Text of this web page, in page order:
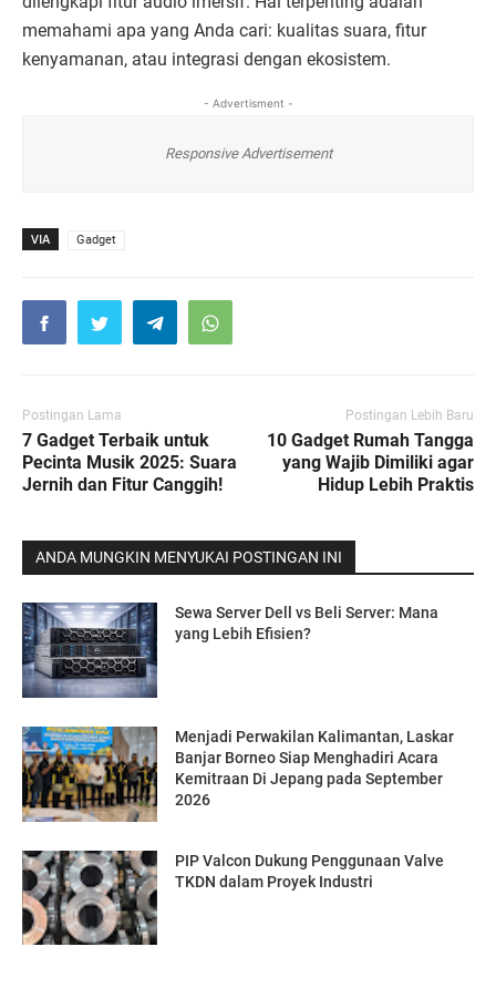
memahami apa yang Anda cari: kualitas suara, fitur
kenyamanan, atau integrasi dengan ekosistem.
- Advertisment -
Responsive Advertisement
VIA Gadget
Postingan Lama
7 Gadget Terbaik untuk
Pecinta Musik 2025: Suara
Jernih dan Fitur Canggih!
Postingan Lebih Baru
10 Gadget Rumah Tangga
yang Wajib Dimiliki agar
Hidup Lebih Praktis
ANDA MUNGKIN MENYUKAI POSTINGAN INI
Sewa Server Dell vs Beli Server: Mana
yang Lebih Efisien?
Menjadi Perwakilan Kalimantan, Laskar
Banjar Borneo Siap Menghadiri Acara
Kemitraan Di Jepang pada September
2026
PIP Valcon Dukung Penggunaan Valve
TKDN dalam Proyek Industri